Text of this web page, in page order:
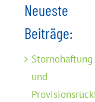
Neueste
Beiträge:
Stornohaftung
und